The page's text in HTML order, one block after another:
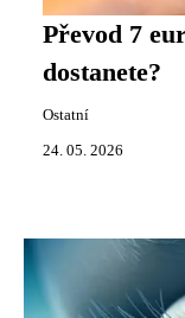
Převod 7
dostanete?
Ostatní
24. 05. 2026